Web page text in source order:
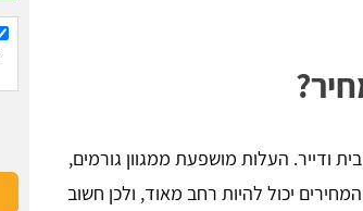
ודייר. העלות מושפעת ממגוון גורמים,
יכול להיות רחב מאוד, ולכן חשוב